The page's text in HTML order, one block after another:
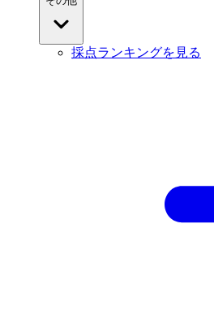
採点ランキングを見る